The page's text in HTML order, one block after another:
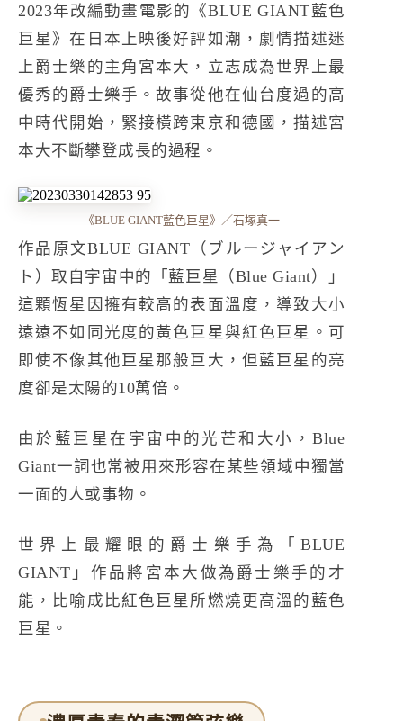
2023年改編動畫電影的《BLUE GIANT藍色
巨星》在日本上映後好評如潮，劇情描述迷
上爵士樂的主角宮本大，立志成為世界上最
優秀的爵士樂手。故事從他在仙台度過的高
中時代開始，緊接橫跨東京和德國，描述宮
本大不斷攀登成長的過程。
《BLUE GIANT藍色巨星》／石塚真一
作品原文BLUE GIANT（ブルージャイアン
ト）取自宇宙中的「藍巨星（Blue Giant）」
這顆恆星因擁有較高的表面溫度，導致大小
遠遠不如同光度的黃色巨星與紅色巨星。可
即使不像其他巨星那般巨大，但藍巨星的亮
度卻是太陽的10萬倍。
由於藍巨星在宇宙中的光芒和大小，Blue
Giant一詞也常被用來形容在某些領域中獨當
一面的人或事物。
世界上最耀眼的爵士樂手為「BLUE
GIANT」作品將宮本大做為爵士樂手的才
能，比喻成比紅色巨星所燃燒更高溫的藍色
巨星。